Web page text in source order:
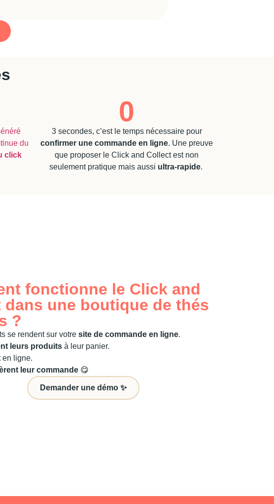
du
click
0
3 secondes, c’est le temps nécessaire pour
confirmer une commande en ligne. Une preuve
que proposer le Click and Collect est non
seulement pratique mais aussi ultra-rapide.
fonctionne le Click and
dans une boutique de thés
?
se rendent sur votre site de commande en ligne.
leurs produits à leur panier.
en ligne.
leur commande 😋
Demander une démo ✨